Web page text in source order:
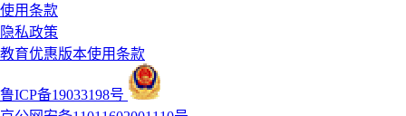
使用条款
隐私政策
教育优惠版本使用条款
鲁ICP备19033198号